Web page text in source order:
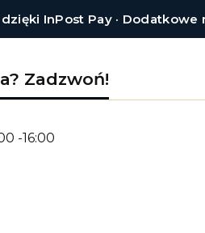
InPost Pay ·
Zadzwoń!
-16:00